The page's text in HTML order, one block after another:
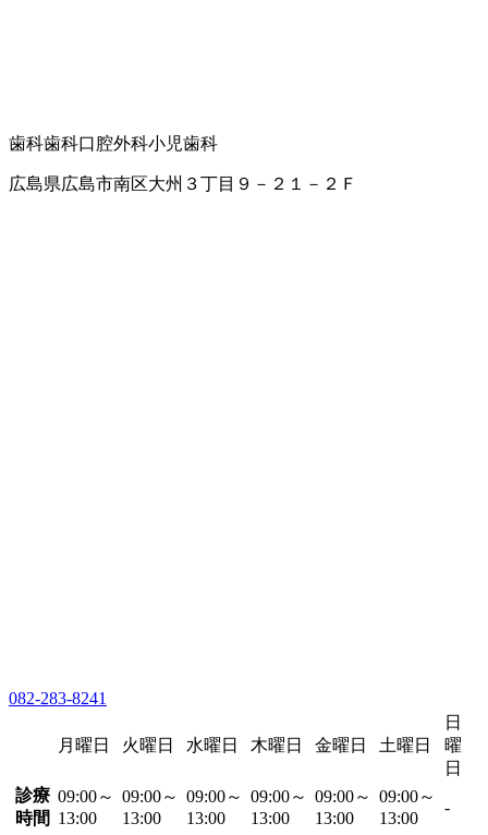
歯科歯科口腔外科小児歯科
広島県広島市南区大州３丁目９－２１－２Ｆ
082-283-8241
月曜日 火曜日 水曜日 木曜日 金曜日 土曜日
日
曜
日
診療
時間
09:00～
13:00
09:00～
13:00
09:00～
13:00
09:00～
13:00
09:00～
13:00
09:00～
13:00
-